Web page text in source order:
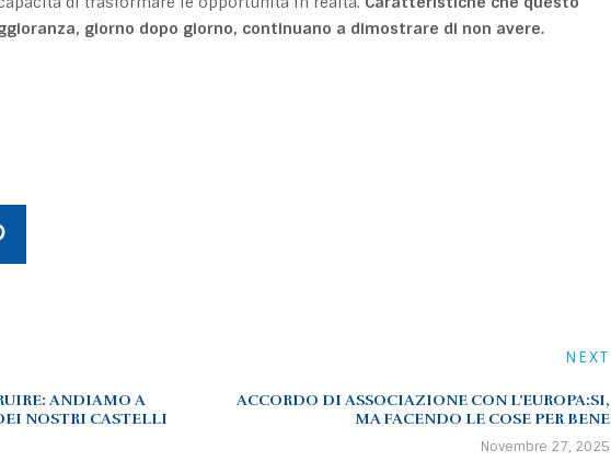
giorno dopo giorno, continuano a dimostrare di non avere.
ANDIAMO A
NOSTRI CASTELLI
NEXT
ACCORDO DI ASSOCIAZIONE CON L’EUROPA:SI,
MA FACENDO LE COSE PER BENE
Novembre 27, 2025